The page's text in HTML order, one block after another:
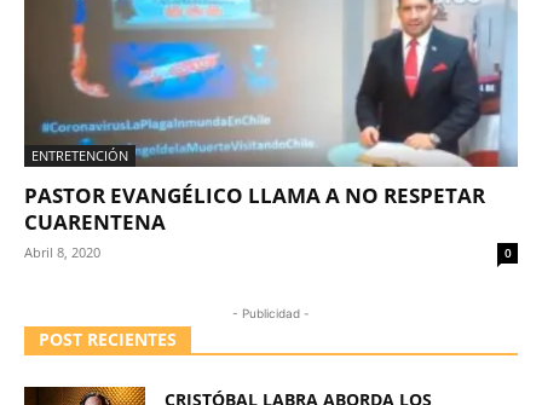
ENTRETENCIÓN
PASTOR EVANGÉLICO LLAMA A NO RESPETAR
CUARENTENA
Abril 8, 2020 0
- Publicidad -
POST RECIENTES
CRISTÓBAL LABRA ABORDA LOS